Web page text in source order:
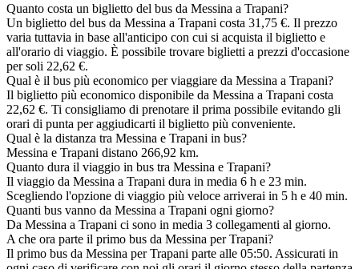
Quanto costa un biglietto del bus da Messina a Trapani?
Un biglietto del bus da Messina a Trapani costa 31,75 €. Il prezzo
varia tuttavia in base all'anticipo con cui si acquista il biglietto e
all'orario di viaggio. È possibile trovare biglietti a prezzi d'occasione
per soli 22,62 €.
Qual è il bus più economico per viaggiare da Messina a Trapani?
Il biglietto più economico disponibile da Messina a Trapani costa
22,62 €. Ti consigliamo di prenotare il prima possibile evitando gli
orari di punta per aggiudicarti il biglietto più conveniente.
Qual è la distanza tra Messina e Trapani in bus?
Messina e Trapani distano 266,92 km.
Quanto dura il viaggio in bus tra Messina e Trapani?
Il viaggio da Messina a Trapani dura in media 6 h e 23 min.
Scegliendo l'opzione di viaggio più veloce arriverai in 5 h e 40 min.
Quanti bus vanno da Messina a Trapani ogni giorno?
Da Messina a Trapani ci sono in media 3 collegamenti al giorno.
A che ora parte il primo bus da Messina per Trapani?
Il primo bus da Messina per Trapani parte alle 05:50. Assicurati in